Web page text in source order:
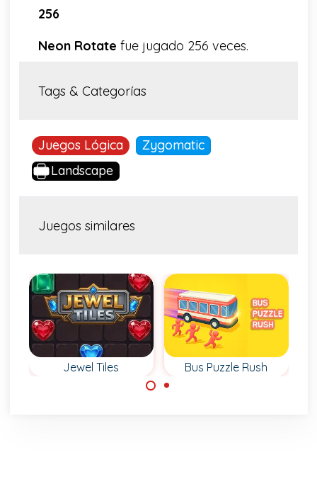
256
Neon Rotate fue jugado 256 veces.
Tags & Categorías
Juegos Lógica
Zygomatic
Landscape
Juegos similares
Jewel Tiles Bus Puzzle Rush